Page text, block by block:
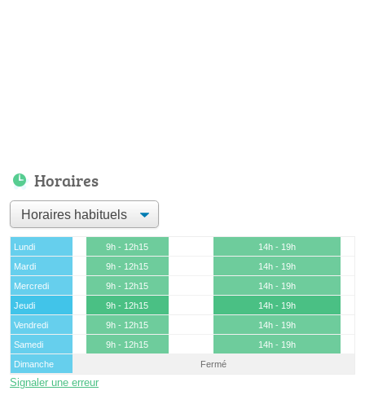
Horaires
Lundi 9h - 12h15
14h - 19h
Mardi
9h - 12h15
14h - 19h
Mercredi
9h - 12h15
14h - 19h
Jeudi
9h - 12h15
14h - 19h
Vendredi
9h - 12h15
14h - 19h
Samedi
9h - 12h15
14h - 19h
Dimanche
Fermé
Signaler une erreur